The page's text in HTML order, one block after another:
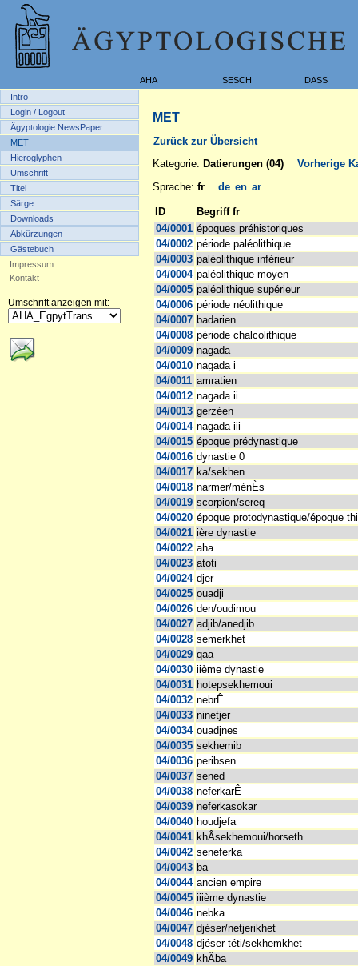
AHA SESCH
DASS
Intro
Login / Logout
Ägyptologie NewsPaper
MET
Hieroglyphen
Umschrift
Titel
Särge
Downloads
Abkürzungen
Gästebuch
Impressum
Kontakt
Umschrift anzeigen mit:
MET
Zurück zur Übersicht
Kategorie: Datierungen (04)
Vorherige
Sprache: fr de en ar
ID
Begriff fr
04/0001 époques préhistoriques
04/0002 période paléolithique
04/0003 paléolithique inférieur
04/0004 paléolithique moyen
04/0005 paléolithique supérieur
04/0006 période néolithique
04/0007 badarien
04/0008 période chalcolithique
04/0009 nagada
04/0010 nagada i
04/0011 amratien
04/0012 nagada ii
04/0013 gerzéen
04/0014 nagada iii
04/0015 époque prédynastique
04/0016 dynastie 0
04/0017 ka/sekhen
04/0018 narmer/ménÈs
04/0019 scorpion/sereq
04/0020 époque protodynastique/époque
04/0021 ière dynastie
04/0022 aha
04/0023 atoti
04/0024 djer
04/0025 ouadji
04/0026 den/oudimou
04/0027 adjib/anedjib
04/0028 semerkhet
04/0029 qaa
04/0030 iième dynastie
04/0031 hotepsekhemoui
04/0032 nebrÊ
04/0033 ninetjer
04/0034 ouadjnes
04/0035 sekhemib
04/0036 peribsen
04/0037 sened
04/0038 neferkarÊ
04/0039 neferkasokar
04/0040 houdjefa
04/0041 khÂsekhemoui/horseth
04/0042 seneferka
04/0043 ba
04/0044 ancien empire
04/0045 iiième dynastie
04/0046 nebka
04/0047 djéser/netjerikhet
04/0048 djéser téti/sekhemkhet
04/0049 khÂba